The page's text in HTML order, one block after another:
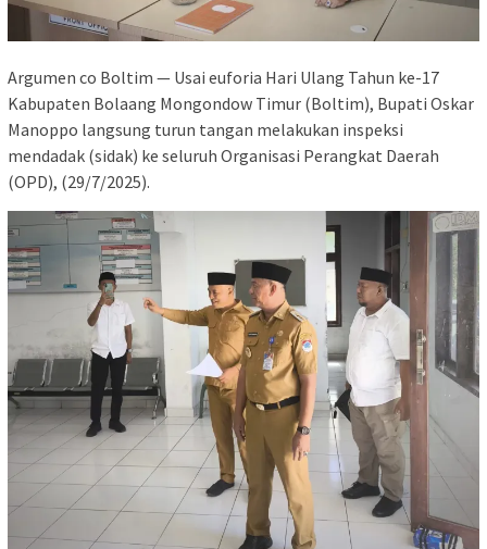
Argumen co Boltim — Usai euforia Hari Ulang Tahun ke-17
Kabupaten Bolaang Mongondow Timur (Boltim), Bupati Oskar
Manoppo langsung turun tangan melakukan inspeksi
mendadak (sidak) ke seluruh Organisasi Perangkat Daerah
(OPD), (29/7/2025).